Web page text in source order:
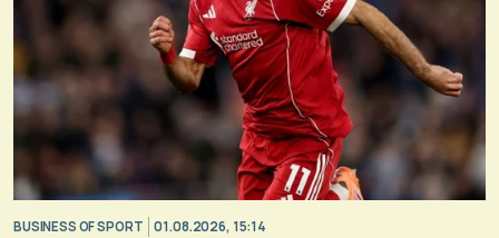
BUSINESS OF SPORT 01.08.2026, 15:14